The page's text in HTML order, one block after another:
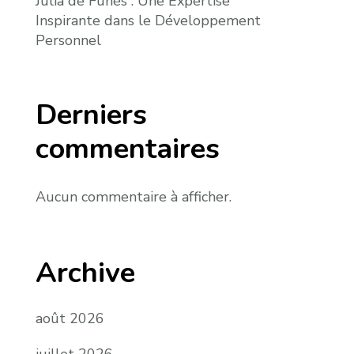
Inspirante dans le Développement
Personnel
Derniers
commentaires
Aucun commentaire à afficher.
Archive
août 2026